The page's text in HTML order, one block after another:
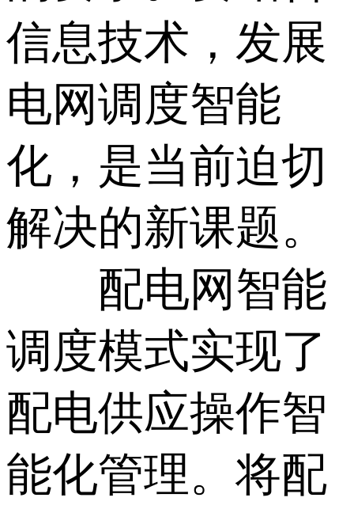
信息技术，发展
电网调度智能
化，是当前迫切
解决的新课题。
配电网智能
调度模式实现了
配电供应操作智
能化管理。将配